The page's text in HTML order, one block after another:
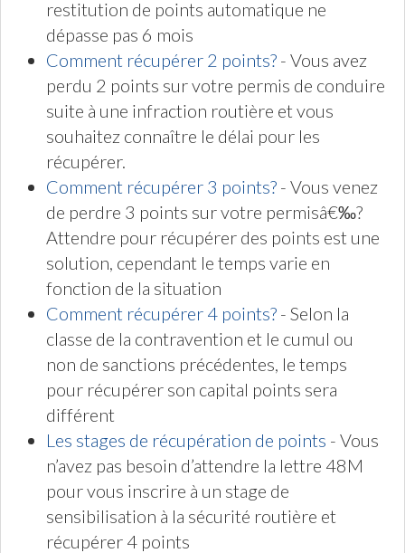
restitution de points automatique ne
dépasse pas 6 mois
Comment récupérer 2 points? - Vous avez
perdu 2 points sur votre permis de conduire
suite à une infraction routière et vous
souhaitez connaître le délai pour les
récupérer.
Comment récupérer 3 points? - Vous venez
de perdre 3 points sur votre permisâ€‰?
Attendre pour récupérer des points est une
solution, cependant le temps varie en
fonction de la situation
Comment récupérer 4 points? - Selon la
classe de la contravention et le cumul ou
non de sanctions précédentes, le temps
pour récupérer son capital points sera
différent
Les stages de récupération de points - Vous
n’avez pas besoin d’attendre la lettre 48M
pour vous inscrire à un stage de
sensibilisation à la sécurité routière et
récupérer 4 points